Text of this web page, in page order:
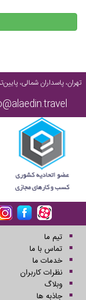
تهران، پاسداران شمالی،
تیم ما
تماس با ما
خدمات ما
نظرات کاربران
وبلاگ
جاذبه ها